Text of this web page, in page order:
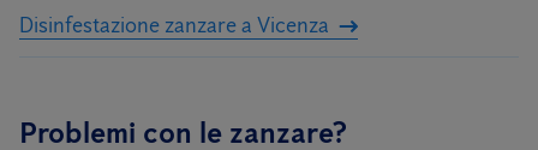
Disinfestazione zanzare a Vicenza
Problemi con le zanzare?